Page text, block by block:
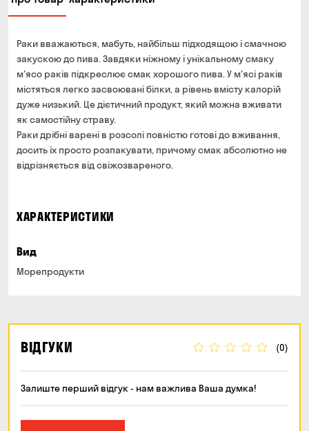
Від 300 до 399 грн
Від 700 грн безкоштовно
Термін доставки — до 90 хвилин
*на час доставки можуть впливати повітряні тривоги
Оплата:
готівкою кур'єру
банківською картою на сайті
Можете без черги забрати з магазину в зручний для
Оплата:
готівкою в магазині
банківською картою на сайті та в магазині
Раки вважаються, мабуть, найбільш підходящою і смачною
закускою до пива. Завдяки ніжному і унікальному смаку
м'ясо раків підкреслює смак хорошого пива. У м'ясі раків
містяться легко засвоювані білки, а рівень вмісту калорій
дуже низький. Це дієтичний продукт, який можна вживати
як самостійну страву.
Раки дрібні варені в розсолі повністю готові до вживання,
досить їх просто розпакувати, причому смак абсолютно не
відрізняється від свіжозвареного.
ХАРАКТЕРИСТИКИ
Вид
Морепродукти
ВІДГУКИ (0)
Залиште перший відгук - нам важлива Ваша думка!